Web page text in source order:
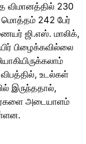
விமானத்தில் 230
மொத்தம் 242 பேர்
ஜி.எஸ். மாலிக்,
பிழைக்கவில்லை
உடல்கள்
இருந்ததால்,
அடையாளம்